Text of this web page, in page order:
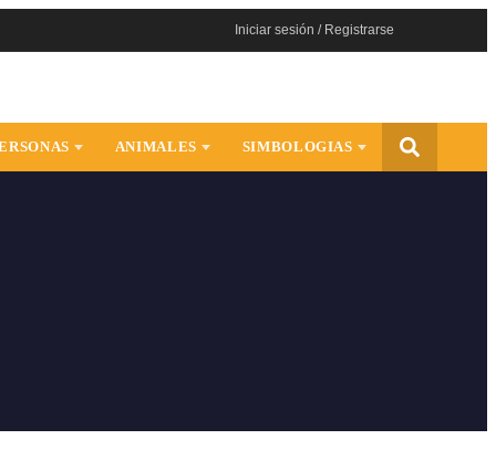
Iniciar sesión / Registrarse
ANIMALES SIMBOLOGIAS